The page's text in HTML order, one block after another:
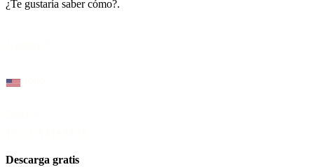
¿Te gustaría saber cómo?.
Teléfono
Descarga gratis